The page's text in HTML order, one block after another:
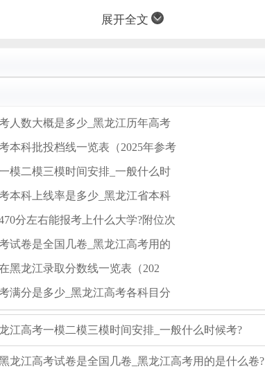
展开全文
人数大概是多少_黑龙江历年高考
本科批投档线一览表（2025年参考
模二模三模时间安排_一般什么时
本科上线率是多少_黑龙江省本科
分左右能报考上什么大学?附位次
试卷是全国几卷_黑龙江高考用的
黑龙江录取分数线一览表（202
满分是多少_黑龙江高考各科目分
江高考一模二模三模时间安排_一般什么时候考?
龙江高考试卷是全国几卷_黑龙江高考用的是什么卷?